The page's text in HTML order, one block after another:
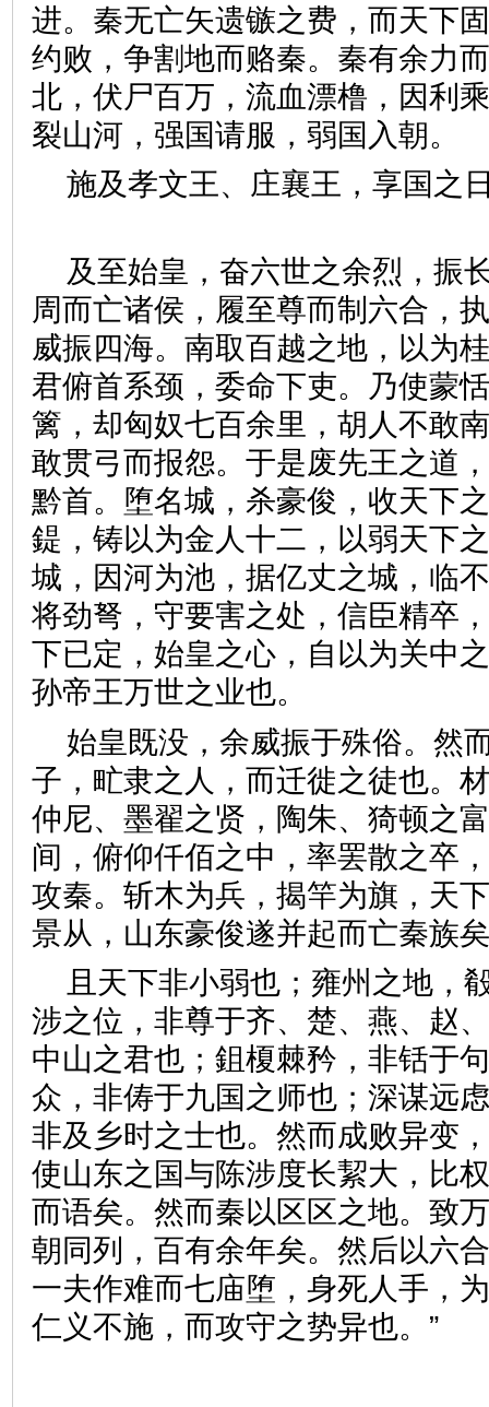
进。秦无亡矢遗镞之费，而天下
约败，争割地而赂秦。秦有余力
北，伏尸百万，流血漂橹，因利
裂山河，强国请服，弱国入
施及孝文王、庄襄王，享国
及至始皇，奋六世之余烈，振
周而亡诸侯，履至尊而制六合，
威振四海。南取百越之地，以为
君俯首系颈，委命下吏。乃使蒙
篱，却匈奴七百余里，胡人不敢
敢贯弓而报怨。于是废先王之道
黔首。堕名城，杀豪俊，收天下
鍉，铸以为金人十二，以弱天下
城，因河为池，据亿丈之城，临
将劲弩，守要害之处，信臣精卒
下已定，始皇之心，自以为关中
孙帝王万世之业也。
始皇既没，余威振于殊俗。然
子，甿隶之人，而迁徙之徒也。
仲尼、墨翟之贤，陶朱、猗顿之
间，俯仰仟佰之中，率罢散之卒
攻秦。斩木为兵，揭竿为旗，天
景从，山东豪俊遂并起而亡
且天下非小弱也；雍州之地，
涉之位，非尊于齐、楚、燕、赵
中山之君也；鉏榎棘矜，非铦于
众，非俦于九国之师也；深谋远
非及乡时之士也。然而成败异变
使山东之国与陈涉度长絜大，比
而语矣。然而秦以区区之地。致
朝同列，百有余年矣。然后以六
一夫作难而七庙堕，身死人手，
仁义不施，而攻守之势异也。”